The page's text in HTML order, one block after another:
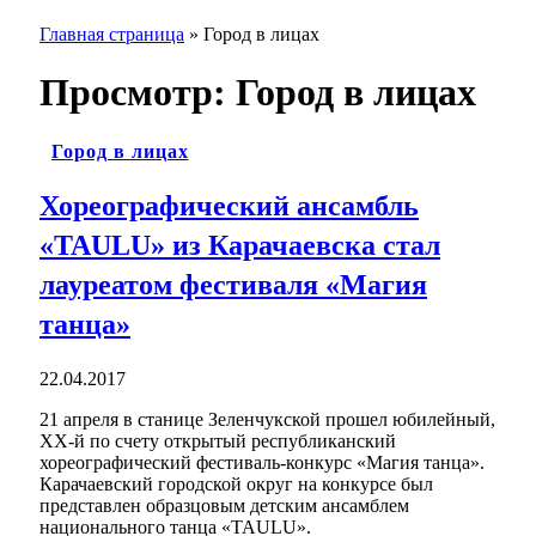
Главная страница » Город в лицах
Просмотр: Город в лицах
Город в лицах
Хореографический ансамбль
«TAULU» из Карачаевска стал
лауреатом фестиваля «Магия
танца»
22.04.2017
21 апреля в станице Зеленчукской прошел юбилейный,
XX-й по счету открытый республиканский
хореографический фестиваль-конкурс «Магия танца».
Карачаевский городской округ на конкурсе был
представлен образцовым детским ансамблем
национального танца «TAULU».